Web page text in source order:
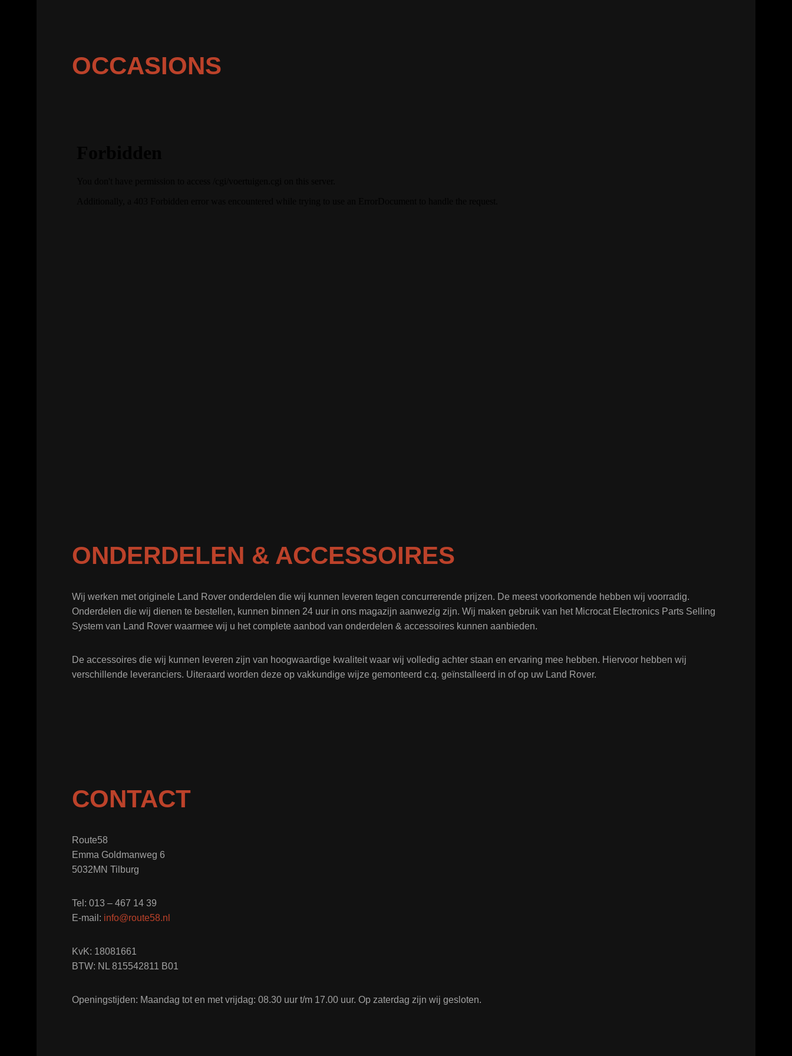
OCCASIONS
ONDERDELEN & ACCESSOIRES
Wij werken met originele Land Rover onderdelen die wij kunnen leveren tegen concurrerende prijzen. De meest voorkomende hebben wij voorradig.
Onderdelen die wij dienen te bestellen, kunnen binnen 24 uur in ons magazijn aanwezig zijn. Wij maken gebruik van het Microcat Electronics Parts Selling
System van Land Rover waarmee wij u het complete aanbod van onderdelen & accessoires kunnen aanbieden.
De accessoires die wij kunnen leveren zijn van hoogwaardige kwaliteit waar wij volledig achter staan en ervaring mee hebben. Hiervoor hebben wij
verschillende leveranciers. Uiteraard worden deze op vakkundige wijze gemonteerd c.q. geïnstalleerd in of op uw Land Rover.
CONTACT
Route58
Emma Goldmanweg 6
5032MN Tilburg
Tel: 013 – 467 14 39
E-mail: info@route58.nl
KvK: 18081661
BTW: NL 815542811 B01
Openingstijden: Maandag tot en met vrijdag: 08.30 uur t/m 17.00 uur. Op zaterdag zijn wij gesloten.